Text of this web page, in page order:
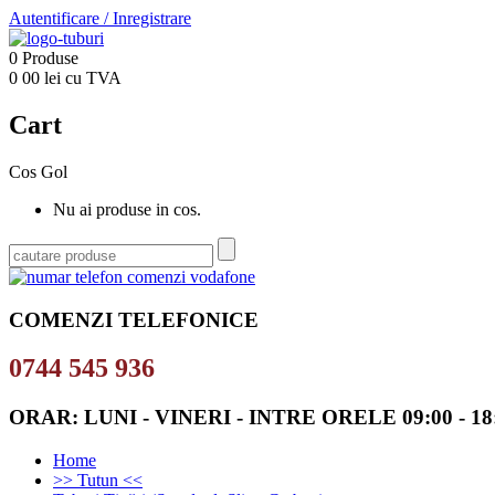
Autentificare /Inregistrare
0 Produse
0 00 lei cu TVA
Cart
Cos Gol
Nu ai produse in cos.
COMENZI TELEFONICE
0744 545 936
ORAR: LUNI - VINERI - INTRE ORELE 09:00 -
Home
>> Tutun <<